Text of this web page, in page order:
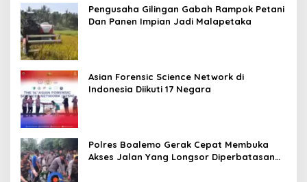
Pengusaha Gilingan Gabah Rampok Petani
Dan Panen Impian Jadi Malapetaka
Asian Forensic Science Network di
Indonesia Diikuti 17 Negara
Polres Boalemo Gerak Cepat Membuka
Akses Jalan Yang Longsor Diperbatasan